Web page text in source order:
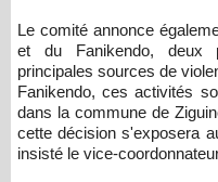
Le comité annonce
et du Fanikendo, deux
principales sources de
Fanikendo, ces activités
dans la commune de
cette décision s'exposera
insisté le vice-